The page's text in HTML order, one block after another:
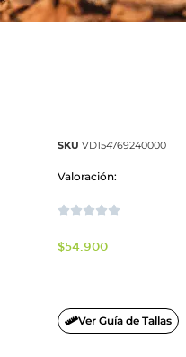
SKUVD154769240000
Valoración:

$54.900
Ver Guía de Tallas